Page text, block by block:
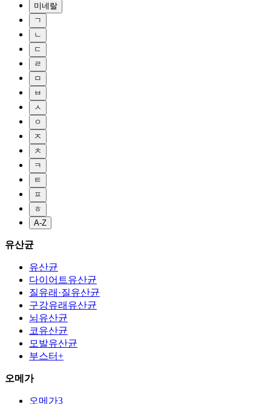
미네랄
ㄱ
ㄴ
ㄷ
ㄹ
ㅁ
ㅂ
ㅅ
ㅇ
ㅈ
ㅊ
ㅋ
ㅌ
ㅍ
ㅎ
A-Z
유산균
유산균
다이어트유산균
질유래·질유산균
구강유래유산균
뇌유산균
코유산균
모발유산균
부스터+
오메가
오메가3